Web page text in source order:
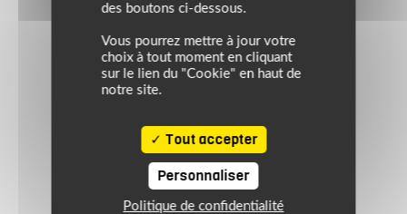
Casque C5 ANC SOLID
noir mat
des boutons ci-dessous.
Vous pourrez mettre à jour votre
choix à tout moment en cliquant
sur le lien du "Cookie" en haut de
notre site.
Tout accepter
Personnaliser
Politique de confidentialité